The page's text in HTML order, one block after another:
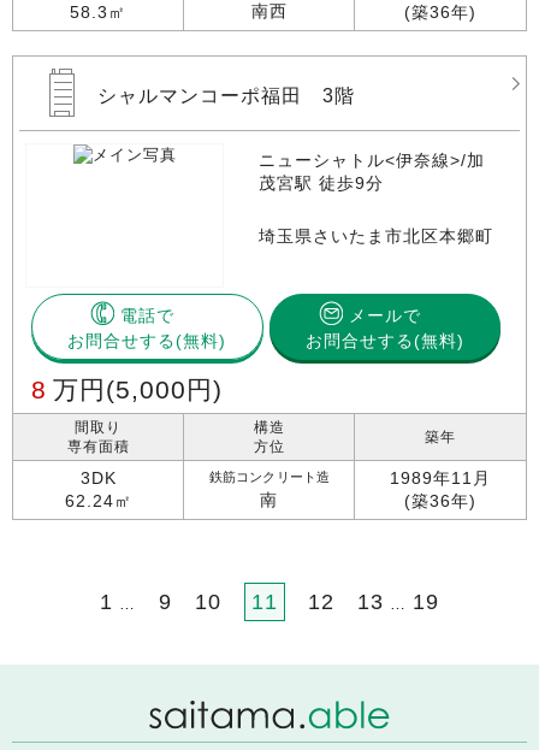
58.3㎡
南西
(築36年)
シャルマンコーポ福田 3階
ニューシャトル<伊奈線>/加
茂宮駅 徒歩9分
埼玉県さいたま市北区本郷町
電話で
お問合せする
メールで
お問合せする(無料)
8 万円 (5,000円)
間取り
専有面積
3DK
62.24㎡
構造
方位
鉄筋コンクリート造
南
築年
1989年11月
(築36年)
1 … 9 10 11 12 13 … 19